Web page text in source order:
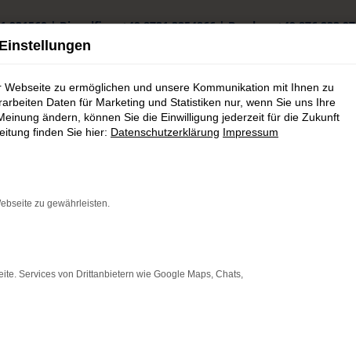
931560|Dingolfing +49 8731 3254866|Berglern +49 876 233 97
günstig kaufen
günstig kaufen
deine Suchmaschine?
zu ermöglichen und unsere Kommunikation mit Ihnen zu
Daten für Marketing und Statistiken nur, wenn Sie uns Ihre
ändern, können Sie die Einwilligung jederzeit für die Zukunft
finden Sie hier: Datenschutzerklärung Impressum
zu gewährleisten.
Services von Drittanbietern wie Google Maps, Chats,